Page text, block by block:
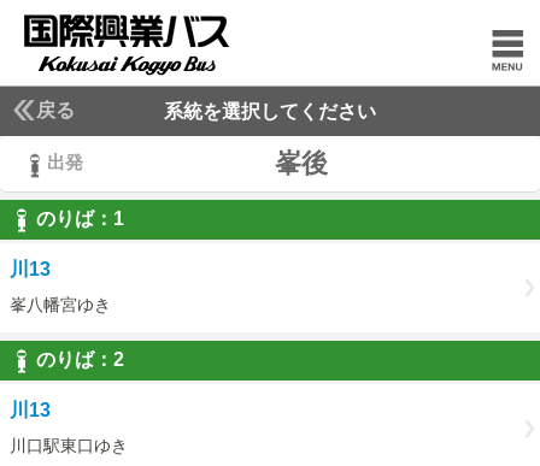
戻る 系統を選択してください
出発 峯後
のりば： 1
1
川13
峯八幡宮ゆき
のりば： 2
2
川13
川口駅東口ゆき